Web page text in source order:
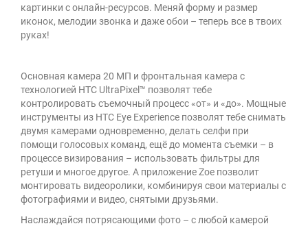
картинки с онлайн-ресурсов. Меняй форму и размер
иконок, мелодии звонка и даже обои – теперь все в твоих
руках!
Основная камера 20 МП и фронтальная камера с
технологией HTC UltraPixel™ позволят тебе
контролировать съемочный процесс «от» и «до». Мощные
инструменты из HTC Eye Experience позволят тебе снимать
двумя камерами одновременно, делать селфи при
помощи голосовых команд, ещё до момента съемки – в
процессе визирования – использовать фильтры для
ретуши и многое другое. А приложение Zoe позволит
монтировать видеоролики, комбинируя свои материалы с
фотографиями и видео, снятыми друзьями.
Наслаждайся потрясающими фото – с любой камерой